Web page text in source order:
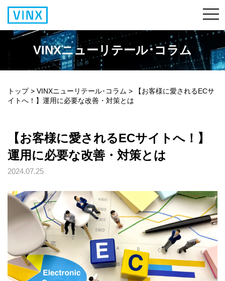
VINXニューリテール･コラム
トップ> VINXニューリテール･コラム >
【お客様に愛されるECサ
イトへ！】運用に必要な改善・対策とは
【お客様に愛されるECサイトへ！】
運用に必要な改善・対策とは
2024.07.25